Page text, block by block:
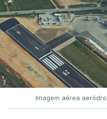
Imagem aérea